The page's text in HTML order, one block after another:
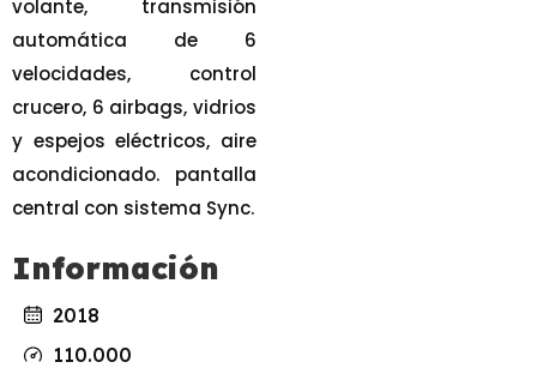
volante, transmisión
automática de 6
velocidades, control
crucero, 6 airbags, vidrios
y espejos eléctricos, aire
acondicionado. pantalla
central con sistema Sync.
Información
2018
110.000